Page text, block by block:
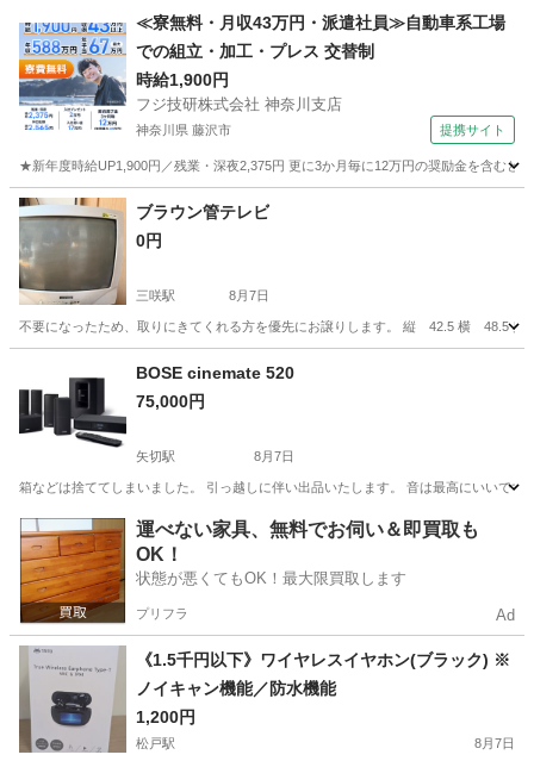
三咲駅 テレビ ブラウン管
≪寮無料・月収43万円・派遣社員≫自動車系工場
での組立・加工・プレス 交替制
時給1,900円
フジ技研株式会社 神奈川支店
神奈川県 藤沢市 提携サイト
★新年度時給UP1,900円／残業・深夜2,375円 更に3か月毎に12万円の奨励金を含む
神奈川 藤沢市 その他
ブラウン管テレビ
0円
三咲駅 8月7日
不要になったため、取りにきてくれる方を優先にお譲りします。 縦 42.5 横 48.5
BOSE cinemate 520
75,000円
矢切駅 8月7日
箱などは捨ててしまいました。 引っ越しに伴い出品いたします。 音は最高にいいで
千葉 松戸市 矢切駅 オーディオ ウーファー
運べない家具、無料でお伺い＆即買取も
OK！
状態が悪くてもOK！最大限買取します
プリフラ Ad
《1.5千円以下》ワイヤレスイヤホン(ブラック) ※
ノイキャン機能／防水機能
1,200円
松戸駅 8月7日